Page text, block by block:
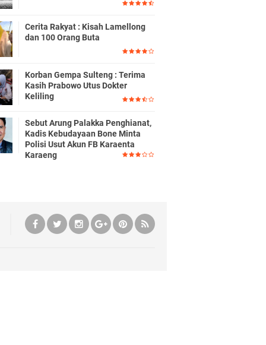
Cerita Rakyat : Kisah Lamellong
dan 100 Orang Buta
Korban Gempa Sulteng : Terima
Kasih Prabowo Utus Dokter
Keliling
Sebut Arung Palakka Penghianat,
Kadis Kebudayaan Bone Minta
Polisi Usut Akun FB Karaenta
Karaeng